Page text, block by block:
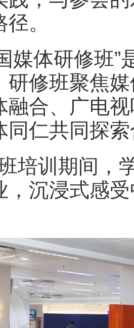
。
媒体研修班
研修班聚焦
融合、广电
同仁共同探
培训期间，
，沉浸式感